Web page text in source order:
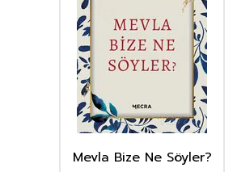
Mevla Bize Ne Söyler?